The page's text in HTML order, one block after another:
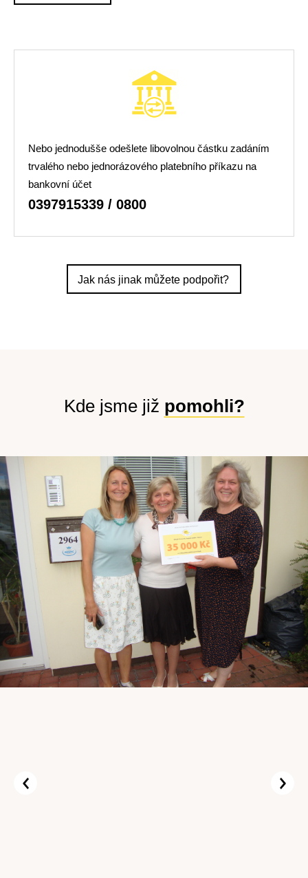
Nebo jednodušše odešlete libovolnou částku zadáním
trvalého nebo jednorázového platebního příkazu na
bankovní účet
0397915339 / 0800
Jak nás jinak můžete podpořit?
Kde jsme již pomohli?